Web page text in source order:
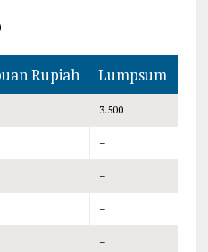
Rupiah Lumpsum
3.500
–
–
–
–